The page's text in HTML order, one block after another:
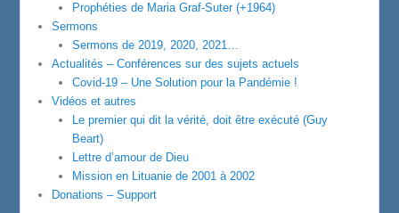
Prophéties de Maria Graf-Suter (+1964)
Sermons
Sermons de 2019, 2020, 2021…
Actualités – Conférences sur des sujets actuels
Covid-19 – Une Solution pour la Pandémie !
Vidéos et autres
Le premier qui dit la vérité, doit être exécuté (Guy
Beart)
Lettre d’amour de Dieu
Mission en Lituanie de 2001 à 2002
Donations – Support